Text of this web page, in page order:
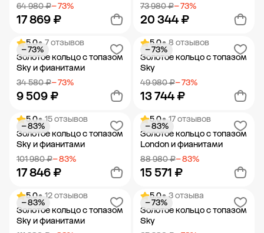
64 980 ₽− 73%
17 869 ₽
Добавить в корзину
73 980 ₽− 73%
20 344 ₽
Добавить в корзину
5.0• 7 отзывов
Золотое кольцо с топазом
Sky и фианитами
34 580 ₽− 73%
9 509 ₽
− 73%
Добавить в корзину
5.0• 8 отзывов
Золотое кольцо с топазом
Sky
49 980 ₽− 73%
13 744 ₽
− 73%
Добавить в корзину
5.0• 15 отзывов
Золотое кольцо с топазом
Sky и фианитами
101 980 ₽− 83%
17 846 ₽
− 83%
Добавить в корзину
5.0• 17 отзывов
Золотое кольцо с топазом
London и фианитами
88 980 ₽− 83%
15 571 ₽
− 83%
Добавить в корзину
5.0• 12 отзывов
Золотое кольцо с топазом
Sky и фианитами
− 83%
5.0• 3 отзыва
Золотое кольцо с топазом
Sky
− 73%